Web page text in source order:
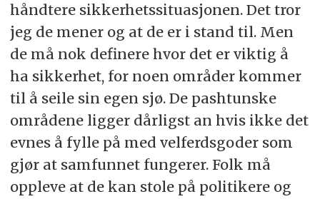
håndtere sikkerhetssituasjonen. Det tror
jeg de mener og at de er i stand til. Men
de må nok definere hvor det er viktig å
ha sikkerhet, for noen områder kommer
til å seile sin egen sjø. De pashtunske
områdene ligger dårligst an hvis ikke det
evnes å fylle på med velferdsgoder som
gjør at samfunnet fungerer. Folk må
oppleve at de kan stole på politikere og